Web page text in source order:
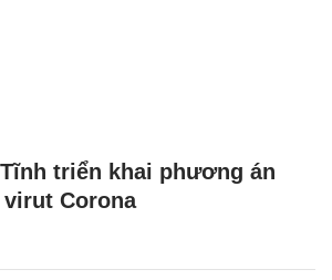
triển khai phương án
Corona